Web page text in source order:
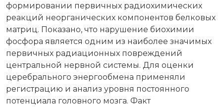
формировании первичных радиохимических
реакций неорганических компонентов белковых
матриц. Показано, что нарушение биохимии
фосфора является одним из наиболее значимых
первичных радиационных повреждений
центральной нервной системы. Для оценки
церебрального энергообмена применяли
регистрацию и анализ уровня постоянного
потенциала головного мозга. Факт